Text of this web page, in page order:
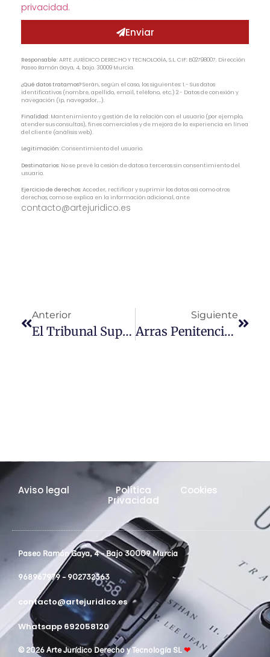
privacidad.
Enviar
Responsable:ARTE JURÍDICO DERECHO Y TECNOLOGÍA, S.L. CIF: B02798007. Dirección
Paseo Ramón Gaya, 4, bajo. 30009 Murcia.
¿Qué datos tratamos?Serán, según el caso, los siguientes: 1.- Sus datos
identificativos (nombre, apellido, email, teléfono, etc.) 2.- Datos de conexión y
navegación (ip, navegador,…).
Finalidad: Mantenimiento y gestión de la relación con el usuario (por ejemplo,
atender sus consultas), fines comerciales y de mejora de la experiencia en línea
del cliente (análisis web).
Legitimación:Consentimiento del usuario.
Destinatarios: No se prevé la cesión de datos a terceros sin consentimiento del
usuario.
Ejercicio de derechos:Acceder, rectificar y suprimir los datos así como otros
derechos, como se explica en la información adicional, ante
contacto@artejuridico.es
Anterior
El Tribunal Supremo Refuerza Al Copropietario Frente A Ocupaciones En Precario
Siguiente
Arras Penitenciales: El Incumplimiento Del Vendedor Puede Equivaler A Desistimiento
Aviso legal
Política
Privacidad
Cookies
Paseo Ramón Gaya, 4 - Bajo 30009 Murcia
968967979 - 902732363
contacto@artejuridico.es
Whatsapp 692058120
© 2026 Arte Jurídico Derecho y Tecnología SL ❤